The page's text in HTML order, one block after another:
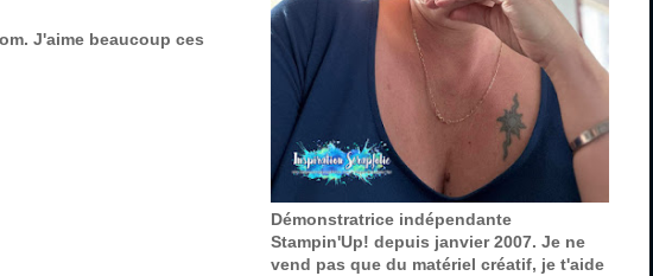
J'aime beaucoup ces
Démonstratrice indépendante
Stampin'Up! depuis janvier 2007. Je ne
vend pas que du matériel créatif, je t'aide